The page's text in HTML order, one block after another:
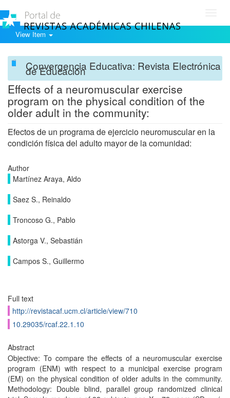
View Item
Convergencia Educativa: Revista Electrónica
de Educación
Effects of a neuromuscular exercise
program on the physical condition of the
older adult in the community:
Efectos de un programa de ejercicio neuromuscular en la
condición física del adulto mayor de la comunidad:
Author
Martínez Araya, Aldo
Saez S., Reinaldo
Troncoso G., Pablo
Astorga V., Sebastián
Campos S., Guillermo
Full text
http://revistacaf.ucm.cl/article/view/710
10.29035/rcaf.22.1.10
Abstract
Objective: To compare the effects of a neuromuscular exercise
program (ENM) with respect to a municipal exercise program
(EM) on the physical condition of older adults in the community.
Methodology: Double blind, parallel group randomized clinical